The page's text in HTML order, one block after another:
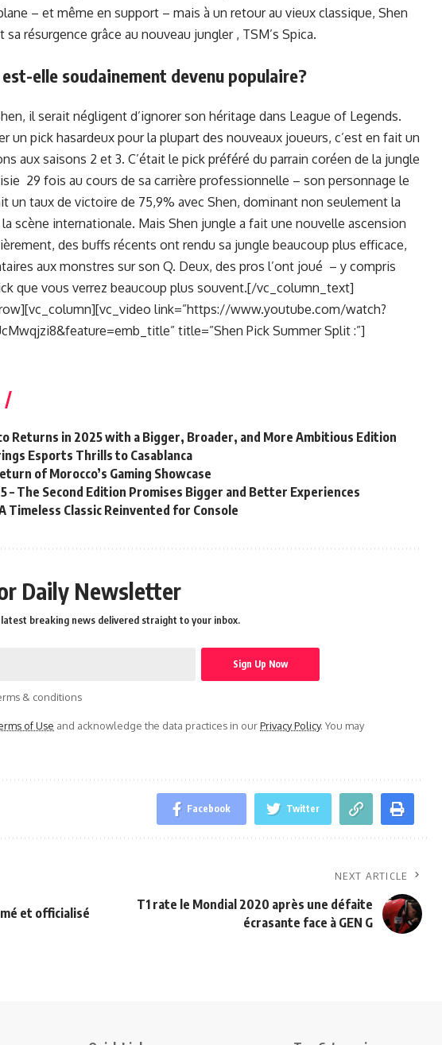
– et même en support – mais à un retour au vieux classique, Shen
résurgence grâce au nouveau jungler , TSM’s Spica.
elle soudainement devenu populaire?
il serait négligent d’ignorer son héritage dans League of Legends.
un pick hasardeux pour la plupart des nouveaux joueurs, c’est en fait un
aux saisons 2 et 3. C’était le pick préféré du parrain coréen de la jungle
29 fois au cours de sa carrière professionnelle – son personnage le
un taux de victoire de 75,9% avec Shen, dominant non seulement la
scène internationale. Mais Shen jungle a fait une nouvelle ascension
des buffs récents ont rendu sa jungle beaucoup plus efficace,
aux monstres sur son Q. Deux, des pros l’ont joué ⁠ – y compris
que vous verrez beaucoup plus souvent.[/vc_column_text]
link=”https://www.youtube.com/watch?
title=”Shen Pick Summer Split :”]
Returns in 2025 with a Bigger, Broader, and More Ambitious Edition
Esports Thrills to Casablanca
of Morocco’s Gaming Showcase
– The Second Edition Promises Bigger and Better Experiences
Timeless Classic Reinvented for Console
Daily Newsletter
breaking news delivered straight to your inbox.
& conditions
of Use and acknowledge the data practices in ourPrivacy Policy. You may
Facebook Twitter
et officialisé
NEXT ARTICLE
T1 rate le Mondial 2020 après une défaite
écrasante face à GEN G